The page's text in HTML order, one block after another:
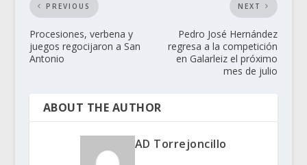
PREVIOUS
Procesiones, verbena y
juegos regocijaron a San
Antonio
NEXT
Pedro José Hernández
regresa a la competición
en Galarleiz el próximo
mes de julio
ABOUT THE AUTHOR
AD Torrejoncillo